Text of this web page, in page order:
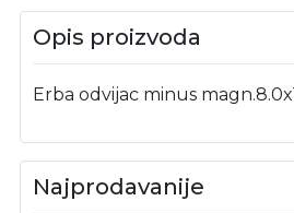
Opis proizvoda
Erba odvijac minus
Najprodavanije